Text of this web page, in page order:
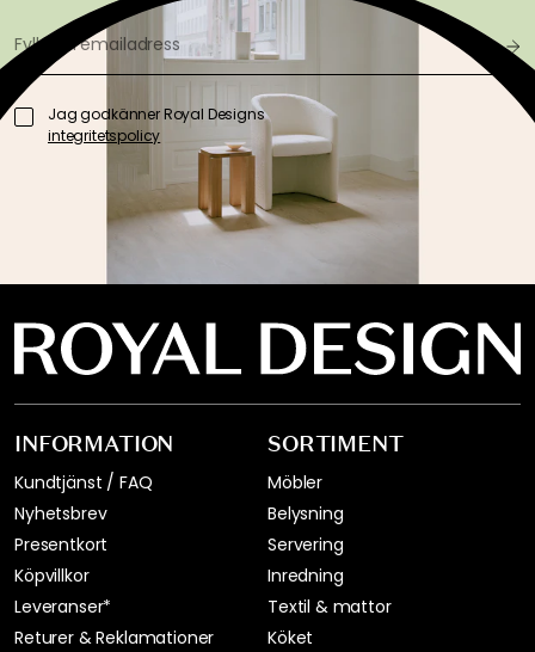
Jag godkänner Royal Designs
integritetspolicy
INFORMATION
Kundtjänst / FAQ
Nyhetsbrev
Presentkort
Köpvillkor
Leveranser*
Returer & Reklamationer
SORTIMENT
Möbler
Belysning
Servering
Inredning
Textil & mattor
Köket